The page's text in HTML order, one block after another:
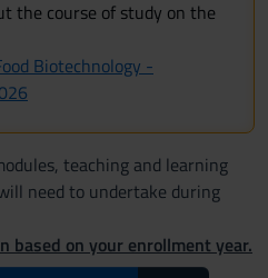
the course of study on the
Biotechnology -
teaching and learning
need to undertake during
based on your enrollment year.